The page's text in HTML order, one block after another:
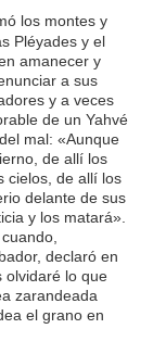
los montes y
Pléyades y el
amanecer y
a sus
y a veces
de un Yahvé
mal: «Aunque
de allí los
cielos, de allí los
delante de sus
y los matará».
declaró en
olvidaré lo que
zarandeada
el grano en